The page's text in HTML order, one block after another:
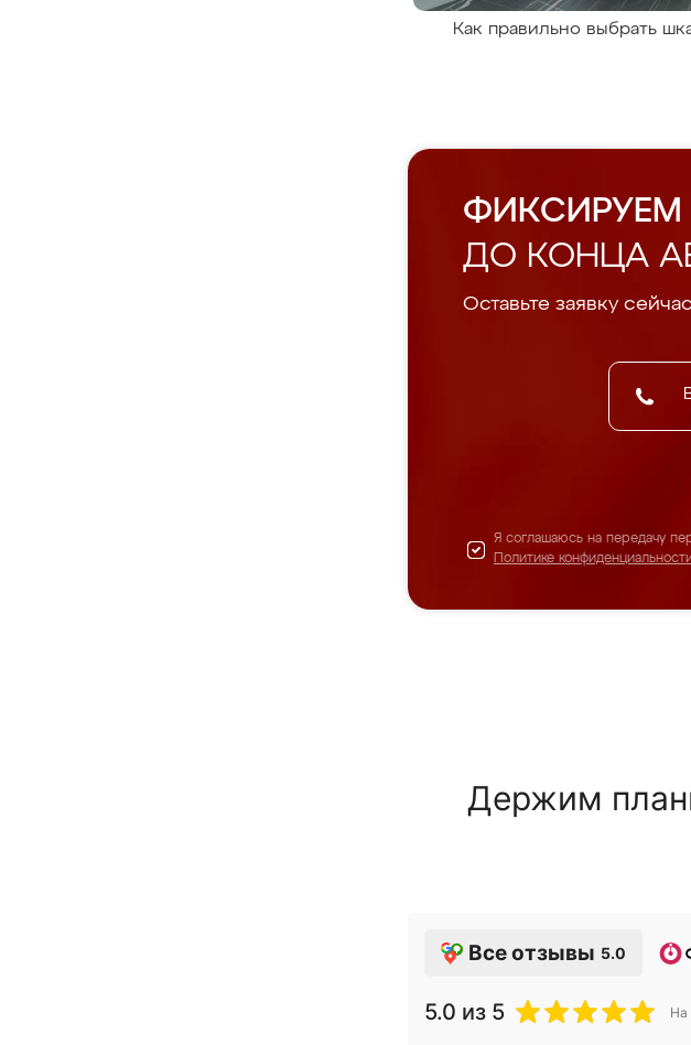
Как правильно выбрать
ФИКСИРУЕМ
ДО КОНЦА
Оставьте заявку
Я соглашаюсь на передачу
Политике
Держим
Все отзывы 5.0
5.0 из 5 На